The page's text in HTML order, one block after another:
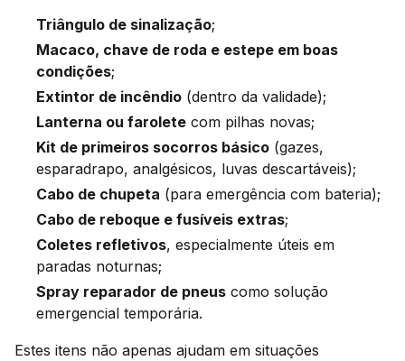
Triângulo de sinalização;
Macaco, chave de roda e estepe em boas
condições;
Extintor de incêndio (dentro da validade);
Lanterna ou farolete com pilhas novas;
Kit de primeiros socorros básico (gazes,
esparadrapo, analgésicos, luvas descartáveis);
Cabo de chupeta (para emergência com bateria);
Cabo de reboque e fusíveis extras;
Coletes refletivos, especialmente úteis em
paradas noturnas;
Spray reparador de pneus como solução
emergencial temporária.
Estes itens não apenas ajudam em situações